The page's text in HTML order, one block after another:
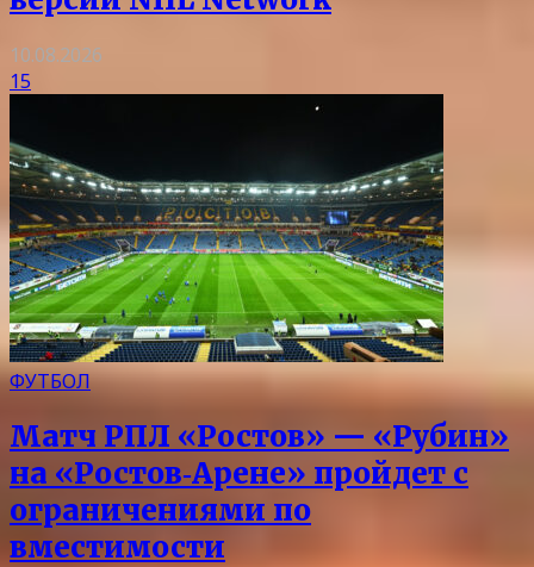
10.08.2026
15
ФУТБОЛ
Матч РПЛ «Ростов» — «Рубин»
на «Ростов‑Арене» пройдет с
ограничениями по
вместимости